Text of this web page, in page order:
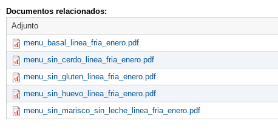
Documentos relacionados:
Adjunto
menu_basal_linea_fria_enero.pdf
menu_sin_cerdo_linea_fria_enero.pdf
menu_sin_gluten_linea_fria_enero.pdf
menu_sin_huevo_linea_fria_enero.pdf
menu_sin_marisco_sin_leche_linea_fria_enero.pdf